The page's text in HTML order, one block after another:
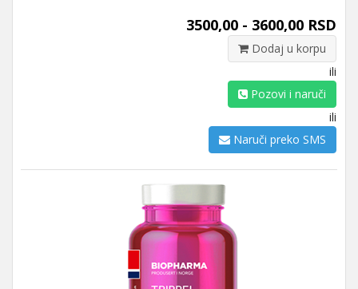
3500,00 - 3600,00 RSD
Dodaj u korpu
ili
Pozovi i naruči
ili
Naruči preko SMS